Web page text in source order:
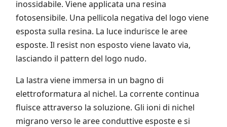
inossidabile. Viene applicata una resina
fotosensibile. Una pellicola negativa del logo viene
esposta sulla resina. La luce indurisce le aree
esposte. Il resist non esposto viene lavato via,
lasciando il pattern del logo nudo.
La lastra viene immersa in un bagno di
elettroformatura al nichel. La corrente continua
fluisce attraverso la soluzione. Gli ioni di nichel
migrano verso le aree conduttive esposte e si